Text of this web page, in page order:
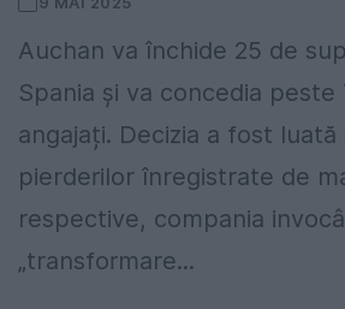
Auchan va închide 25 de
Spania și va concedia peste
angajați. Decizia a fost luată
pierderilor înregistrate de
respective, compania
„transformare...